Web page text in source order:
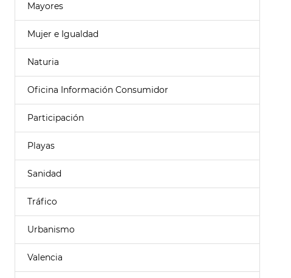
Mayores
Mujer e Igualdad
Naturia
Oficina Información Consumidor
Participación
Playas
Sanidad
Tráfico
Urbanismo
Valencia